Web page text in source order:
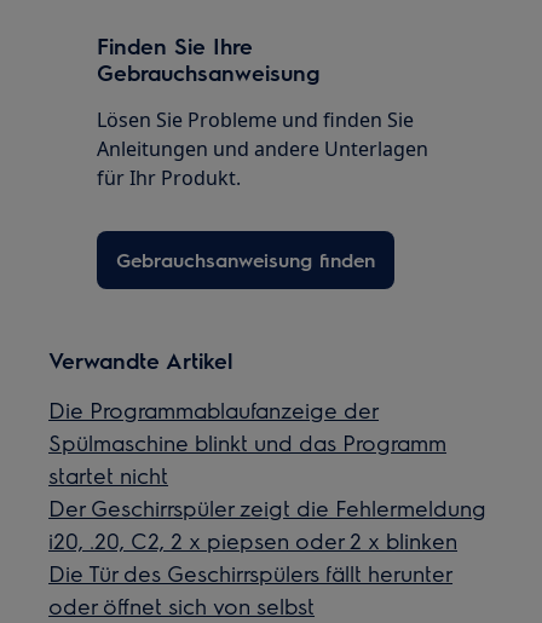
Finden Sie Ihre
Gebrauchsanweisung
Lösen Sie Probleme und finden Sie
Anleitungen und andere Unterlagen
für Ihr Produkt.
Gebrauchsanweisung finden
Verwandte Artikel
Die Programmablaufanzeige der
Spülmaschine blinkt und das Programm
startet nicht
Der Geschirrspüler zeigt die Fehlermeldung
i20, .20, C2, 2 x piepsen oder 2 x blinken
Die Tür des Geschirrspülers fällt herunter
oder öffnet sich von selbst